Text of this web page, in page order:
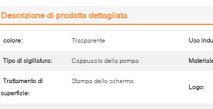
Descrizione di prodotto dettagliata
colore: Trasparente Uso
Tipo di sigillatura: Cappuccio della pompa
Trattamento di
superficie:
Stampa dello schermo
Logo: